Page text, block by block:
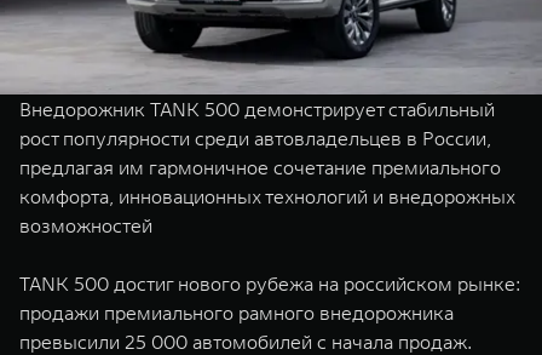
Веди за собой
от 6 499 000 ₽ от 10
TANK Финансы
Корпоративным клиентам
TANK ФИНАНСЫ
TANK Кредит
TANK Лизинг
Сервис
Специальные предложения
Моторные масла
ЦИФРОВЫЕ СЕРВИСЫ TANK
Цифровые сервисы TANK
Внедорожник TANK 500 демонстрирует стабильный
рост популярности среди автовладельцев в России,
предлагая им гармоничное сочетание премиального
комфорта, инновационных технологий и внедорожных
возможностей
TANK 500 достиг нового рубежа на российском рынке:
продажи премиального рамного внедорожника
превысили 25 000 автомобилей с начала продаж.